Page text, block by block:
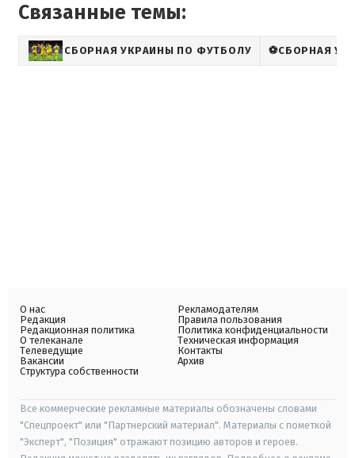
Связанные темы:
СБОРНАЯ УКРАИНЫ ПО ФУТБОЛУ ⚽СБОРНАЯ
О нас
Редакция
Редакционная политика
О телеканале
Телеведущие
Вакансии
Структура собственности
Рекламодателям
Правила пользования
Политика конфиденциальности
Техническая информация
Контакты
Архив
Все коммерческие рекламные материалы обозначены словами
"Спецпроект" или "Партнерский материал". Материалы с пометкой
"Эксперт", "Позиция" отражают позицию авторов и героев.